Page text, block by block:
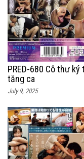
PRED-680 Cô thư
tăng ca
July 9, 2025